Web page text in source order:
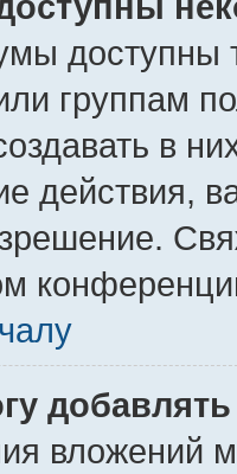
доступны
группам
в
действия,
вложений